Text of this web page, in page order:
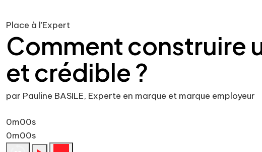
Place à l'Expert
Comment construire
et crédible ?
par Pauline BASILE, Experte en marque et marque employeur
0m00s
0m00s